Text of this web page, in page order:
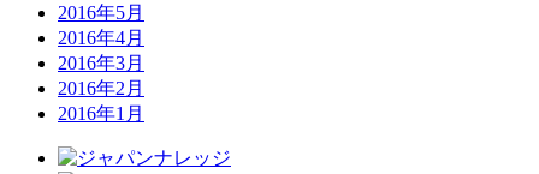
2016年5月
2016年4月
2016年3月
2016年2月
2016年1月